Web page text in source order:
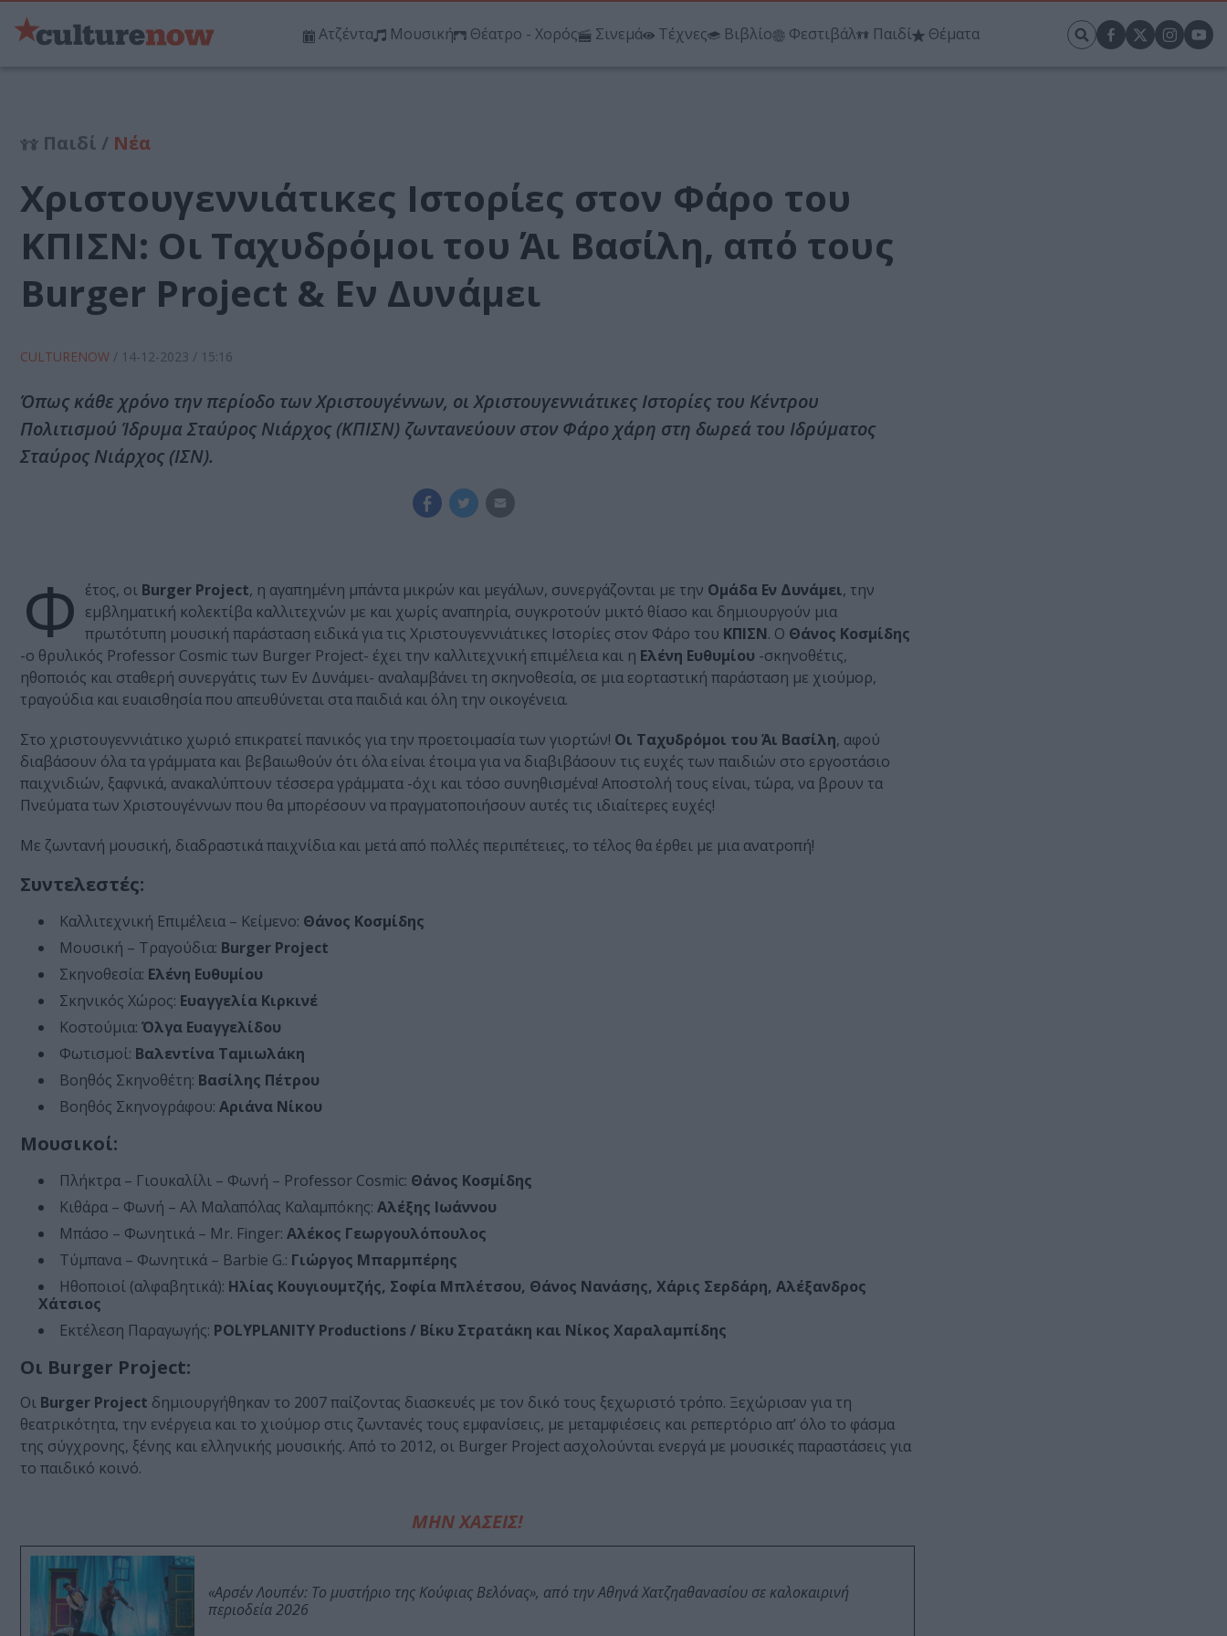
Ατζέντα Μουσική Θέατρο - Χορός Σινεμά Τέχνες Βιβλίο Φεστιβάλ Παιδί Θέματα
Παιδί / Νέα
Χριστουγεννιάτικες Ιστορίες στον Φάρο του
ΚΠΙΣΝ: Οι Ταχυδρόμοι του Άι Βασίλη, από τους
Burger Project & Εν Δυνάμει
CULTURENOW / 14-12-2023 / 15:16
Όπως κάθε χρόνο την περίοδο των Χριστουγέννων, οι Χριστουγεννιάτικες Ιστορίες του Κέντρου
Πολιτισμού Ίδρυμα Σταύρος Νιάρχος (ΚΠΙΣΝ) ζωντανεύουν στον Φάρο χάρη στη δωρεά του Ιδρύματος
Σταύρος Νιάρχος (ΙΣΝ).
Φ έτος, οι Burger Project, η αγαπημένη μπάντα μικρών και μεγάλων, συνεργάζονται με την Ομάδα Εν Δυνάμει, την
εμβληματική κολεκτίβα καλλιτεχνών με και χωρίς αναπηρία, συγκροτούν μικτό θίασο και δημιουργούν μια
πρωτότυπη μουσική παράσταση ειδικά για τις Χριστουγεννιάτικες Ιστορίες στον Φάρο του ΚΠΙΣΝ. Ο Θάνος Κοσμίδης
-ο θρυλικός Professor Cosmic των Burger Project- έχει την καλλιτεχνική επιμέλεια και η Ελένη Ευθυμίου -σκηνοθέτις,
ηθοποιός και σταθερή συνεργάτις των Εν Δυνάμει- αναλαμβάνει τη σκηνοθεσία, σε μια εορταστική παράσταση με χιούμορ,
τραγούδια και ευαισθησία που απευθύνεται στα παιδιά και όλη την οικογένεια.
Στο χριστουγεννιάτικο χωριό επικρατεί πανικός για την προετοιμασία των γιορτών! Οι Ταχυδρόμοι του Άι Βασίλη, αφού
διαβάσουν όλα τα γράμματα και βεβαιωθούν ότι όλα είναι έτοιμα για να διαβιβάσουν τις ευχές των παιδιών στο εργοστάσιο
παιχνιδιών, ξαφνικά, ανακαλύπτουν τέσσερα γράμματα -όχι και τόσο συνηθισμένα! Αποστολή τους είναι, τώρα, να βρουν τα
Πνεύματα των Χριστουγέννων που θα μπορέσουν να πραγματοποιήσουν αυτές τις ιδιαίτερες ευχές!
Με ζωντανή μουσική, διαδραστικά παιχνίδια και μετά από πολλές περιπέτειες, το τέλος θα έρθει με μια ανατροπή!
Συντελεστές:
Καλλιτεχνική Επιμέλεια – Κείμενο: Θάνος Κοσμίδης
Μουσική – Τραγούδια: Burger Project
Σκηνοθεσία: Ελένη Ευθυμίου
Σκηνικός Χώρος: Ευαγγελία Κιρκινέ
Κοστούμια: Όλγα Ευαγγελίδου
Φωτισμοί: Βαλεντίνα Ταμιωλάκη
Βοηθός Σκηνοθέτη: Βασίλης Πέτρου
Βοηθός Σκηνογράφου: Αριάνα Νίκου
Μουσικοί:
Πλήκτρα – Γιουκαλίλι – Φωνή – Professor Cosmic: Θάνος Κοσμίδης
Κιθάρα – Φωνή – Αλ Μαλαπόλας Καλαμπόκης: Αλέξης Ιωάννου
Μπάσο – Φωνητικά – Mr. Finger: Αλέκος Γεωργουλόπουλος
Τύμπανα – Φωνητικά – Barbie G.: Γιώργος Μπαρμπέρης
Ηθοποιοί (αλφαβητικά): Ηλίας Κουγιουμτζής, Σοφία Μπλέτσου, Θάνος Νανάσης, Χάρις Σερδάρη, Αλέξανδρος
Χάτσιος
Εκτέλεση Παραγωγής: POLYPLANITY Productions / Bίκυ Στρατάκη και Νίκος Χαραλαμπίδης
Οι Burger Project:
Οι Burger Project δημιουργήθηκαν τo 2007 παίζοντας διασκευές με τον δικό τους ξεχωριστό τρόπο. Ξεχώρισαν για τη
θεατρικότητα, την ενέργεια και το χιούμορ στις ζωντανές τους εμφανίσεις, με μεταμφιέσεις και ρεπερτόριο απ’ όλο το φάσμα
της σύγχρονης, ξένης και ελληνικής μουσικής. Από το 2012, οι Burger Project ασχολούνται ενεργά με μουσικές παραστάσεις για
το παιδικό κοινό.
ΜΗΝ ΧΑΣΕΙΣ!
«Αρσέν Λουπέν: Το μυστήριο της Κούφιας Βελόνας», από την Αθηνά Χατζηαθανασίου σε καλοκαιρινή
περιοδεία 2026